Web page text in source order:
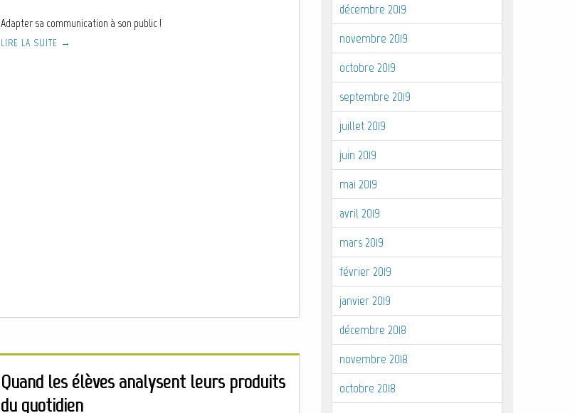
décembre 2019
novembre 2019
octobre 2019
septembre 2019
juillet 2019
juin 2019
mai 2019
avril 2019
mars 2019
février 2019
janvier 2019
décembre 2018
novembre 2018
octobre 2018
Adapter sa communication à son public !
LIRE LA SUITE →
Quand les élèves analysent leurs produits
du quotidien